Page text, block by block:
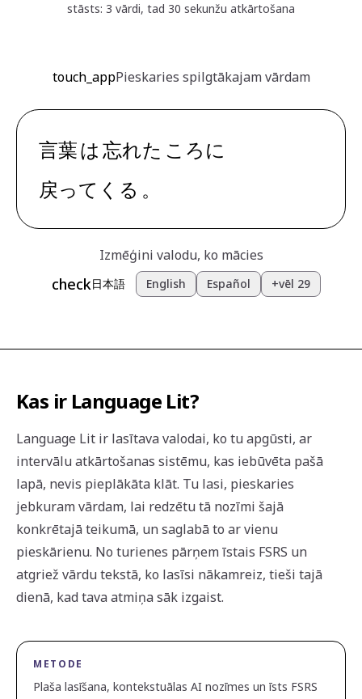
stāsts: 3 vārdi, tad 30 sekunžu atkārtošana
touch_appPieskaries spilgtākajam vārdam
言葉は忘れた ころに
戻ってくる 。
Izmēģini valodu, ko mācies
check日本語 English Español +vēl 29
Kas ir Language Lit?
Language Lit ir lasītava valodai, ko tu apgūsti, ar
intervālu atkārtošanas sistēmu, kas iebūvēta pašā
lapā, nevis pieplākāta klāt. Tu lasi, pieskaries
jebkuram vārdam, lai redzētu tā nozīmi šajā
konkrētajā teikumā, un saglabā to ar vienu
pieskārienu. No turienes pārņem īstais FSRS un
atgriež vārdu tekstā, ko lasīsi nākamreiz, tieši tajā
dienā, kad tava atmiņa sāk izgaist.
METODE
Plaša lasīšana, kontekstuālas AI nozīmes un īsts FSRS